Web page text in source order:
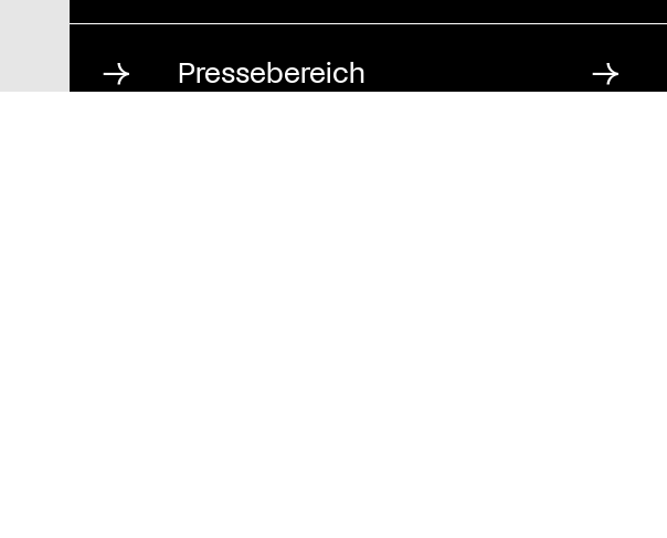
Pressebereich